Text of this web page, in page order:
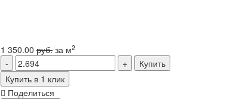
1 350.00руб.за м2
Купить
Купить в 1 клик
Поделиться